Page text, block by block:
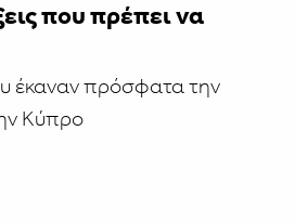
που πρέπει να
έκαναν πρόσφατα την
Κύπρο